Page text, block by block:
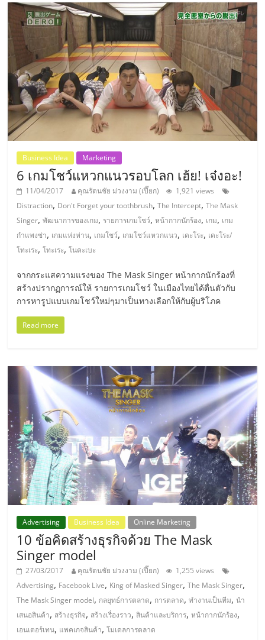
ไชส์,
ที่
ปรึกษา
แฟ
รน
ไชส์,
รวม
แฟ
รน
ไชส์
ขาย
แฟ
รน
ไชส์
แฟ
รน
ไชส์
ขาย
หน้า
Business Idea Marketing
6 เกมโชว์แหวกแนวรอบโลก เฮ้ย! เจ๋งอะ!
11/04/2017 คุณรัตนชัย ม่วงงาม (เปี๊ยก)
1,921 views
Distraction, Don't Forget your toothbrush,The Intercept,The Mask
Singer,พัฒนาการของเกม, รายการเกมโชว์,หน้ากากนักร้อง, เกม, เกม
กำแพงซ่า, เกมแห่งห่าน, เกมโชว์, เกมโชว์แหวกแนว, เดะโระ, เดะโระ/
โทะเระ,โทะเระ,โนคะเบะ
จากกระแสความแรงของ The Mask Singer หน้ากากนักร้องที่
สร้างปรากฏการณ์ให้ รายการเกมโชว์ ในเมืองไทยได้ตื่นตัวกับ
การหารูปแบบเกมโชว์ใหม่ๆมาเป็นทางเลือกให้กับผู้บริโภค
Read more
Advertising Business Idea Online Marketing
10 ข้อคิดสร้างธุรกิจด้วย The Mask
Singer model
27/03/2017 คุณรัตนชัย ม่วงงาม (เปี๊ยก)
1,255 views
Advertising, Facebook Live, King of Masked Singer,The Mask Singer,
The Mask Singer model, กลยุทธ์การตลาด, การตลาด,ทำงานเป็นทีม,นำ
เสนอสินค้า, สร้างธุรกิจ, สร้างเรื่องราว,สินค้าและบริการ,หน้ากากนักร้อง,
เอนเตอร์เทน, แพคเกจสินค้า,โมเดลการตลาด